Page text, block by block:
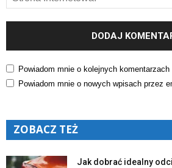
Powiadom mnie o kolejnych komentarzach
Powiadom mnie o nowych wpisach przez
ZOBACZ TEŻ
Jak dobrać idealny